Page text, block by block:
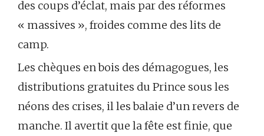
des coups d’éclat, mais par des réformes
« massives », froides comme des lits de
camp.
Les chèques en bois des démagogues, les
distributions gratuites du Prince sous les
néons des crises, il les balaie d’un revers de
manche. Il avertit que la fête est finie, que